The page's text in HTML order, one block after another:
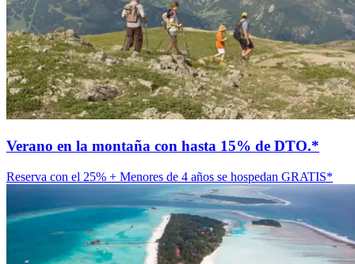
Verano en la montaña con hasta 15% de DTO.*
Reserva con el 25% + Menores de 4 años se hospedan GRATIS*